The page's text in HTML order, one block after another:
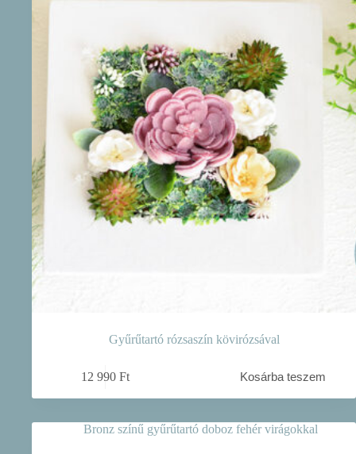
Gyűrűtartó rózsaszín kövirózsával
12 990 Ft Kosárba teszem